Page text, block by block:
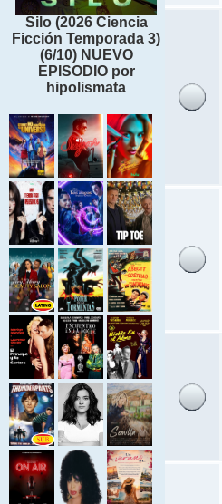
Silo (2026 Ciencia
Ficción Temporada 3)
(6/10) NUEVO
EPISODIO por
hipolismata